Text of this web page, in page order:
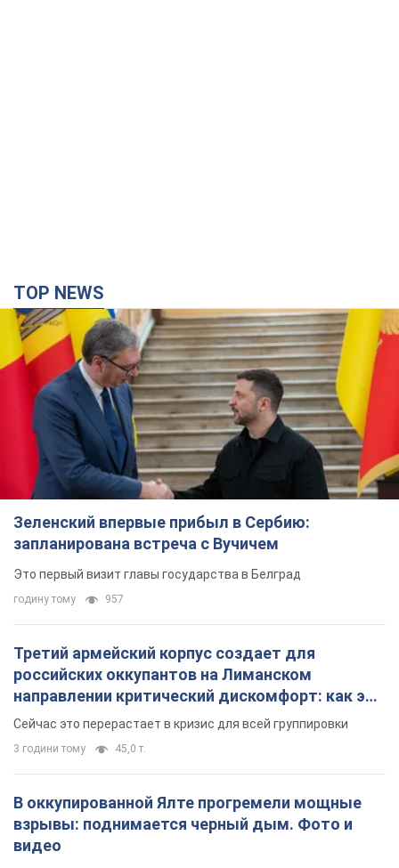
TOP NEWS
Зеленский впервые прибыл в Сербию:
запланирована встреча с Вучичем
Это первый визит главы государства в Белград
годину тому 957
Третий армейский корпус создает для
российских оккупантов на Лиманском
направлении критический дискомфорт: как это
удалось
Сейчас это перерастает в кризис для всей группировки
3 години тому 45,0 т.
В оккупированной Ялте прогремели мощные
взрывы: поднимается черный дым. Фото и
видео